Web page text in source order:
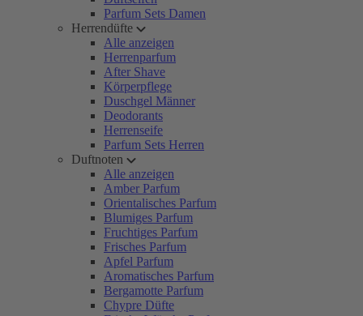
Parfum Sets Damen
Herrendüfte
Alle anzeigen
Herrenparfum
After Shave
Körperpflege
Duschgel Männer
Deodorants
Herrenseife
Parfum Sets Herren
Duftnoten
Alle anzeigen
Amber Parfum
Orientalisches Parfum
Blumiges Parfum
Fruchtiges Parfum
Frisches Parfum
Apfel Parfum
Aromatisches Parfum
Bergamotte Parfum
Chypre Düfte